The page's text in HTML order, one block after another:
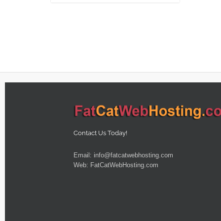
Contact Us Today!
Email: info@fatcatwebhosting.com
Web: FatCatWebHosting.com